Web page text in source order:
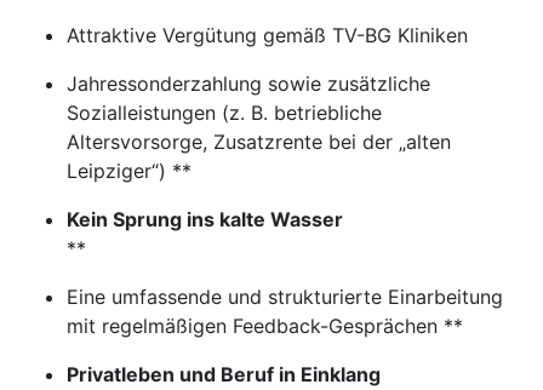
Attraktive Vergütung gemäß TV-BG Kliniken
Jahressonderzahlung sowie zusätzliche
Sozialleistungen (z. B. betriebliche
Altersvorsorge, Zusatzrente bei der „alten
Leipziger“) **
Kein Sprung ins kalte Wasser
**
Eine umfassende und strukturierte Einarbeitung
mit regelmäßigen Feedback-Gesprächen **
Privatleben und Beruf in Einklang